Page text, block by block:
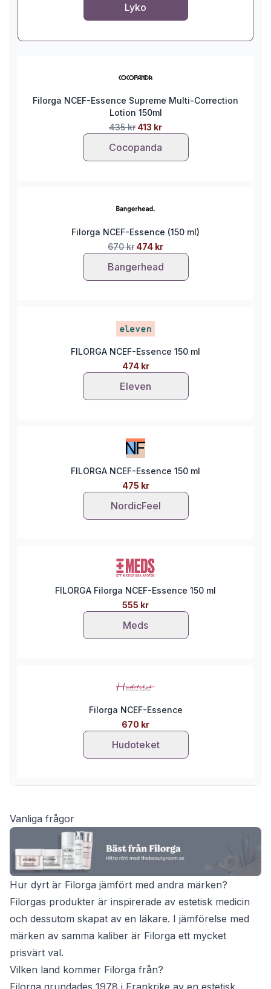
Lyko
Filorga NCEF-Essence Supreme Multi-Correction
Lotion 150ml
435 kr 413 kr
Cocopanda
Filorga NCEF-Essence (150 ml)
670 kr 474 kr
Bangerhead
FILORGA NCEF-Essence 150 ml
474 kr
Eleven
FILORGA NCEF-Essence 150 ml
475 kr
NordicFeel
FILORGA Filorga NCEF-Essence 150 ml
555 kr
Meds
Filorga NCEF-Essence
670 kr
Hudoteket
Vanliga frågor
Hur dyrt är Filorga jämfört med andra märken?
Filorgas produkter är inspirerade av estetisk medicin
och dessutom skapat av en läkare. I jämförelse med
märken av samma kaliber är Filorga ett mycket
prisvärt val.
Vilken land kommer Filorga från?